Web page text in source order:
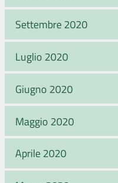
Settembre 2020
Luglio 2020
Giugno 2020
Maggio 2020
Aprile 2020